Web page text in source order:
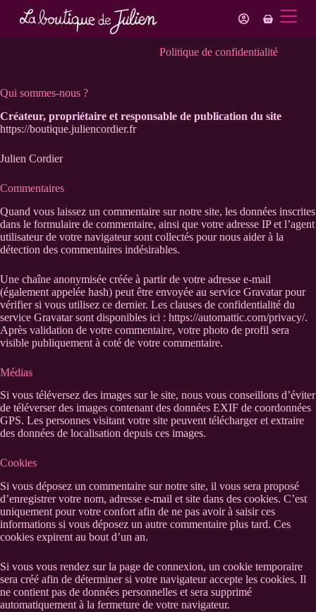
a
c
o
t
e
u
Panier
Politique de confidentialité
Qui sommes-nous ?
Créateur, propriétaire et responsable de publication du site
https://boutique.juliencordier.fr
Julien Cordier
Commentaires
Quand vous laissez un commentaire sur notre site, les données inscrites
dans le formulaire de commentaire, ainsi que votre adresse IP et l’agent
utilisateur de votre navigateur sont collectés pour nous aider à la
détection des commentaires indésirables.
Une chaîne anonymisée créée à partir de votre adresse e-mail
(également appelée hash) peut être envoyée au service Gravatar pour
vérifier si vous utilisez ce dernier. Les clauses de confidentialité du
service Gravatar sont disponibles ici : https://automattic.com/privacy/.
Après validation de votre commentaire, votre photo de profil sera
visible publiquement à coté de votre commentaire.
Médias
Si vous téléversez des images sur le site, nous vous conseillons d’éviter
de téléverser des images contenant des données EXIF de coordonnées
GPS. Les personnes visitant votre site peuvent télécharger et extraire
des données de localisation depuis ces images.
Cookies
Si vous déposez un commentaire sur notre site, il vous sera proposé
d’enregistrer votre nom, adresse e-mail et site dans des cookies. C’est
uniquement pour votre confort afin de ne pas avoir à saisir ces
informations si vous déposez un autre commentaire plus tard. Ces
cookies expirent au bout d’un an.
Si vous vous rendez sur la page de connexion, un cookie temporaire
sera créé afin de déterminer si votre navigateur accepte les cookies. Il
ne contient pas de données personnelles et sera supprimé
automatiquement à la fermeture de votre navigateur.